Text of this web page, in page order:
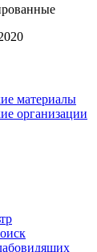
материалы
организации